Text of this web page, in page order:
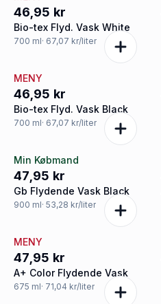
46,95 kr
Bio-tex Flyd. Vask White
700 ml· 67,07 kr/liter
MENY
46,95 kr
Bio-tex Flyd. Vask Black
700 ml· 67,07 kr/liter
Min Købmand
47,95 kr
Gb Flydende Vask Black
900 ml· 53,28 kr/liter
MENY
47,95 kr
A+ Color Flydende Vask
675 ml· 71,04 kr/liter